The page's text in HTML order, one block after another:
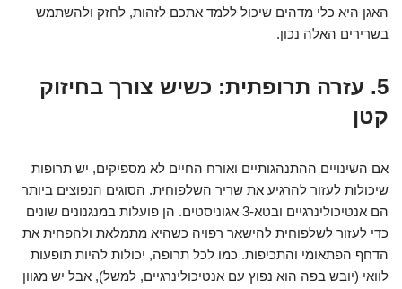
האגן היא כלי מדהים שיכול ללמד אתכם לזהות, לחזק ולהשתמש
בשרירים האלה נכון.
5. עזרה תרופתית: כשיש צורך בחיזוק
קטן
אם השינויים ההתנהגותיים ואורח החיים לא מספיקים, יש תרופות
שיכולות לעזור להרגיע את שריר השלפוחית. הסוגים הנפוצים ביותר
הם אנטיכולינרגיים ובטא-3 אגוניסטים. הן פועלות במנגנונים שונים
כדי לעזור לשלפוחית להישאר רפויה כשהיא מתמלאת ולהפחית את
הדחף הפתאומי והתכיפות. כמו לכל תרופה, יכולות להיות תופעות
לוואי (יובש בפה הוא נפוץ עם אנטיכולינרגיים, למשל), אבל יש מגוון